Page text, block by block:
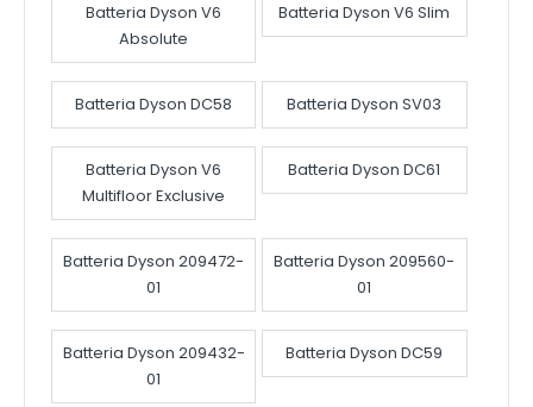
Batteria Dyson V6
Absolute
Batteria Dyson V6 Slim
Batteria Dyson DC58 Batteria Dyson SV03
Batteria Dyson V6
Multifloor Exclusive
Batteria Dyson DC61
Batteria Dyson 209472-
01
Batteria Dyson 209560-
01
Batteria Dyson 209432-
01
Batteria Dyson DC59